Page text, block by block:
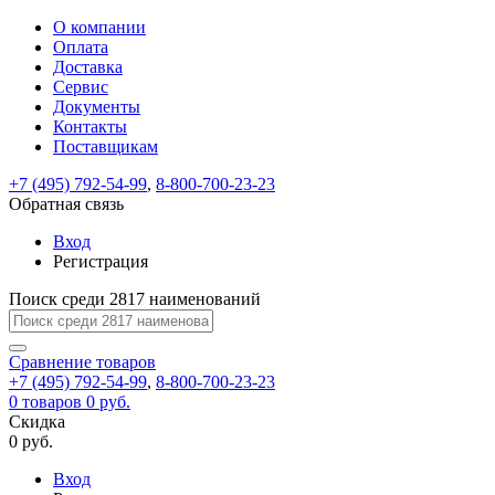
ВходРегистрация
Только
test@example.com
отправлена
по
ней
для
регистрации.
Ок
Только
Запомнить
меня
Забыли
Восстановление
пароля
Заполните
форму.
Мы
отправим
ссылку
на
указанный
электронный
адрес,
перейдя
по
которой
вы
новый
На
вашу
test@test.ru
отправлена
ссылка.
Перейдите
по
для
смены
пароля.
Введите
новый
пароль
Сменить
Пароль
успешно
Войти
Обратная
связь
Сообщение
пользовательского
соглашения
Ваше
сообщение
успешно
О компании
Оплата
Доставка
Сервис
Документы
Контакты
Поставщикам
+7 (495) 792-54-99, 8-800-700-23-23
Обратная связь
Вход
Регистрация
Поиск среди 2817 наименований
Сравнение товаров
+7 (495) 792-54-99, 8-800-700-23-23
0 товаров 0 руб.
Скидка
0 руб.
Вход